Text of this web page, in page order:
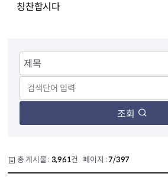
칭찬합시다
조회
총 게시물 : 3,961건 페이지 :7/397